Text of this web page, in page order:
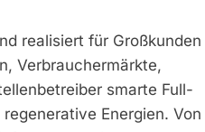
realisiert für Großkunden
Verbrauchermärkte,
smarte Full-
Energien. Von